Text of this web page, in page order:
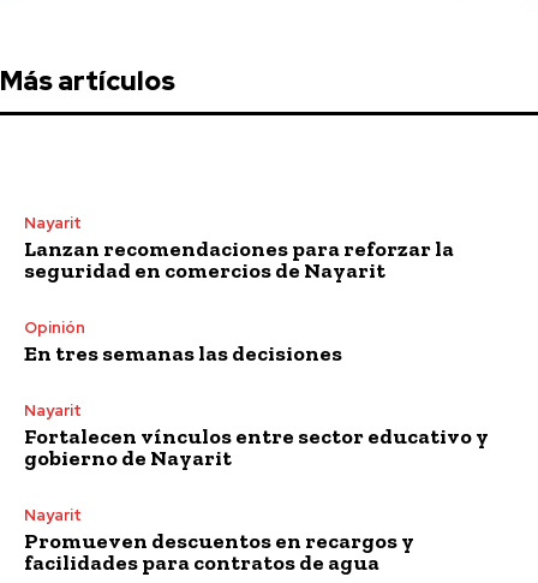
Más artículos
Nayarit
Lanzan recomendaciones para reforzar la
seguridad en comercios de Nayarit
Opinión
En tres semanas las decisiones
Nayarit
Fortalecen vínculos entre sector educativo y
gobierno de Nayarit
Nayarit
Promueven descuentos en recargos y
facilidades para contratos de agua